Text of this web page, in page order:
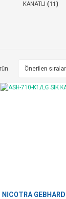
KANATLI (11)
NICOTRA